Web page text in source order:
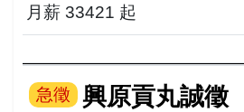
位。 廚房垃圾清運
月薪 33421 起
急徵 興原貢丸誠徵